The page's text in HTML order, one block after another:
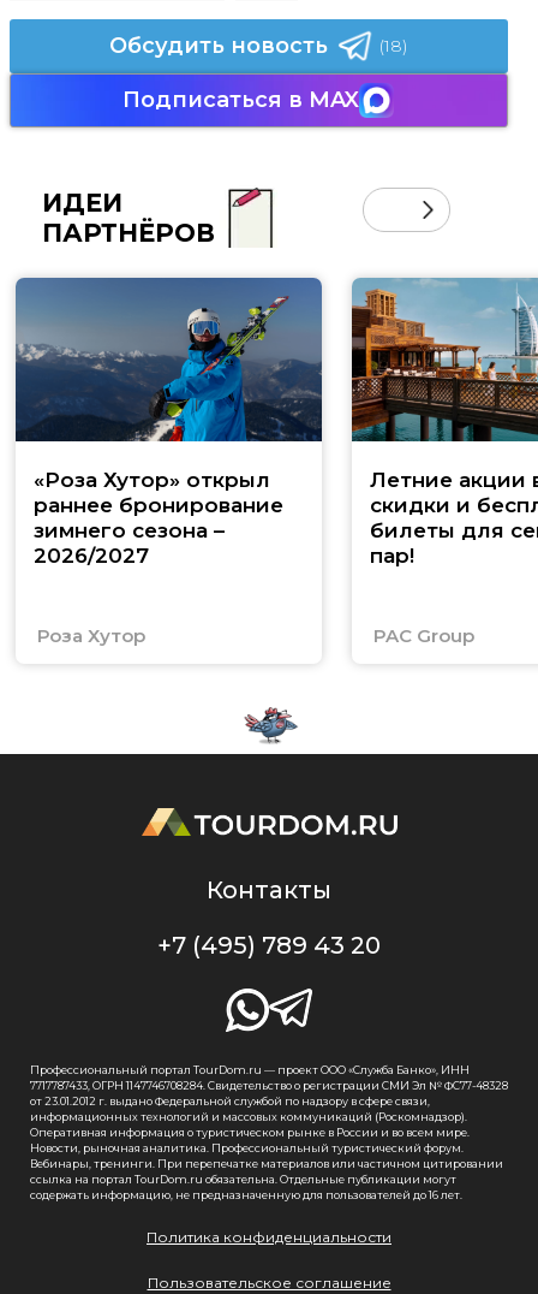
Обсудить новость (18)
Подписаться в MAX
ИДЕИ
ПАРТНЁРОВ
«Роза Хутор» открыл
раннее бронирование
зимнего сезона –
2026/2027
Роза Хутор
Летние акции
скидки и
билеты для
пар!
PAC Group
Контакты
+7 (495) 789 43 20
Профессиональный портал TourDom.ru — проект ООО «Служба Банко», ИНН
7717787433, ОГРН 1147746708284. Свидетельство о регистрации СМИ Эл № ФС77-48328
от 23.01.2012 г. выдано Федеральной службой по надзору в сфере связи,
информационных технологий и массовых коммуникаций (Роскомнадзор).
Оперативная информация о туристическом рынке в России и во всем мире.
Новости, рыночная аналитика. Профессиональный туристический форум.
Вебинары, тренинги. При перепечатке материалов или частичном цитировании
ссылка на портал TourDom.ru обязательна. Отдельные публикации могут
содержать информацию, не предназначенную для пользователей до 16 лет.
Политика конфиденциальности
Пользовательское соглашение